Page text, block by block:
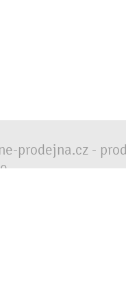
prodejna.cz -